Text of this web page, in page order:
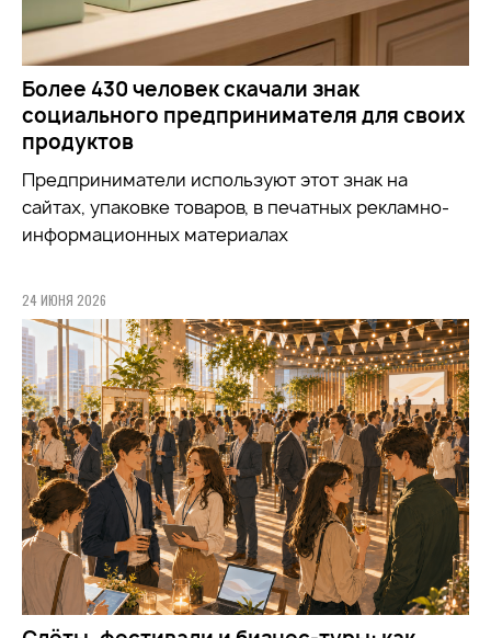
Более 430 человек скачали знак
социального предпринимателя для своих
продуктов
Предприниматели используют этот знак на
сайтах, упаковке товаров, в печатных рекламно-
информационных материалах
24 ИЮНЯ 2026